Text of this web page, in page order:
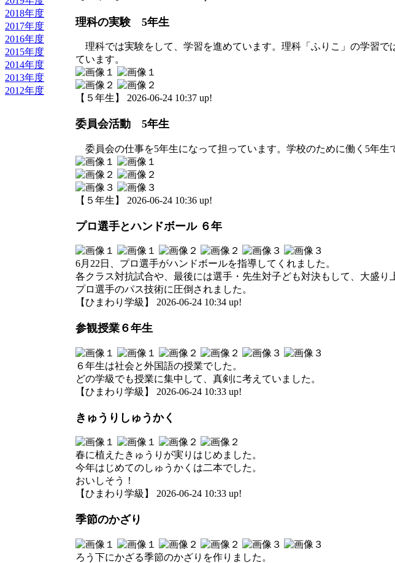
2018年度
2017年度
2016年度
2015年度
2014年度
2013年度
2012年度
理科の実験 5年生
理科では実験をして、学習を進めています。理科「ふりこ」の学習
ています。
【５年生】 2026-06-24 10:37 up!
委員会活動 5年生
委員会の仕事を5年生になって担っています。学校のために働く5年生
【５年生】 2026-06-24 10:36 up!
プロ選手とハンドボール ６年
6月22日、プロ選手がハンドボールを指導してくれました。
各クラス対抗試合や、最後には選手・先生対子ども対決もして、大盛り
プロ選手のパス技術に圧倒されました。
【ひまわり学級】 2026-06-24 10:34 up!
参観授業６年生
６年生は社会と外国語の授業でした。
どの学級でも授業に集中して、真剣に考えていました。
【ひまわり学級】 2026-06-24 10:33 up!
きゅうりしゅうかく
春に植えたきゅうりが実りはじめました。
今年はじめてのしゅうかくは二本でした。
おいしそう！
【ひまわり学級】 2026-06-24 10:33 up!
季節のかざり
ろう下にかざる季節のかざりを作りました。